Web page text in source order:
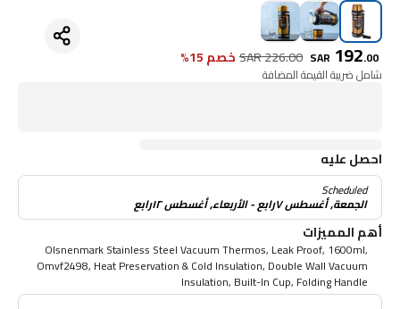
SAR 192.00
SAR226.00 خصم 15%
شامل ضريبة القيمة المضافة
احصل عليه
Scheduled
الجمعة, أغسطس ٧رابع - الأربعاء, أغسطس ١٢رابع
أهم المميزات
Olsnenmark Stainless Steel Vacuum Thermos, Leak Proof, 1600ml,
Omvf2498, Heat Preservation & Cold Insulation, Double Wall Vacuum
Insulation, Built-In Cup, Folding Handle